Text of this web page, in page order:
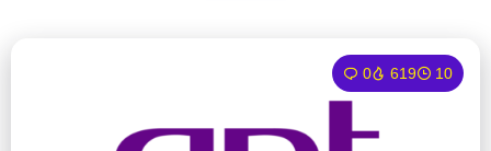
0 619 10